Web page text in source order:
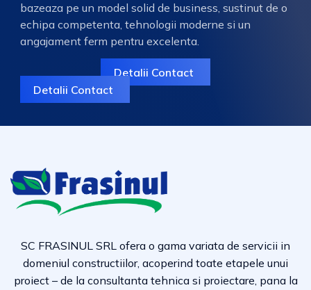
bazeaza pe un model solid de business, sustinut de o
echipa competenta, tehnologii moderne si un
angajament ferm pentru excelenta.
Detalii Contact
Detalii Contact
SC FRASINUL SRL ofera o gama variata de servicii in
domeniul constructiilor, acoperind toate etapele unui
proiect – de la consultanta tehnica si proiectare, pana la